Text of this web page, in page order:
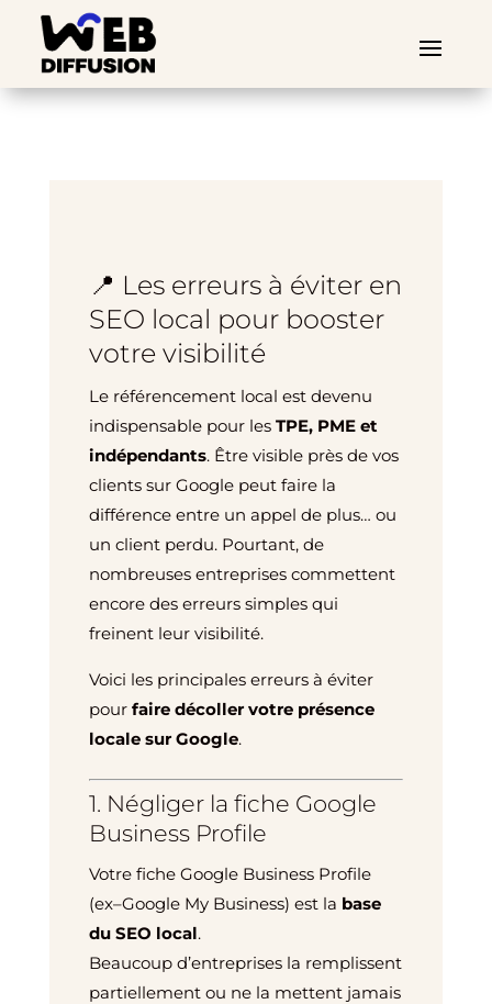
📍 Les erreurs à éviter en
SEO local pour booster
votre visibilité
Le référencement local est devenu
indispensable pour les TPE, PME et
indépendants. Être visible près de vos
clients sur Google peut faire la
différence entre un appel de plus… ou
un client perdu. Pourtant, de
nombreuses entreprises commettent
encore des erreurs simples qui
freinent leur visibilité.
Voici les principales erreurs à éviter
pour faire décoller votre présence
locale sur Google.
1. Négliger la fiche Google
Business Profile
Votre fiche Google Business Profile
(ex–Google My Business) est la base
du SEO local.
Beaucoup d’entreprises la remplissent
partiellement ou ne la mettent jamais